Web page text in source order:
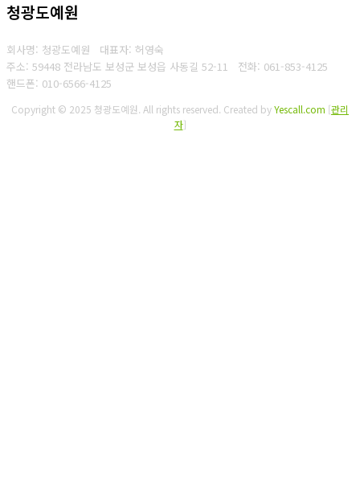
청광도예원
회사명: 청광도예원 대표자: 허영숙
주소: 59448 전라남도 보성군 보성읍 사동길 52-11 전화: 061-853-4125
핸드폰: 010-6566-4125
Copyright © 2025 청광도예원. All rights reserved. Created byYescall.com [관리
자]